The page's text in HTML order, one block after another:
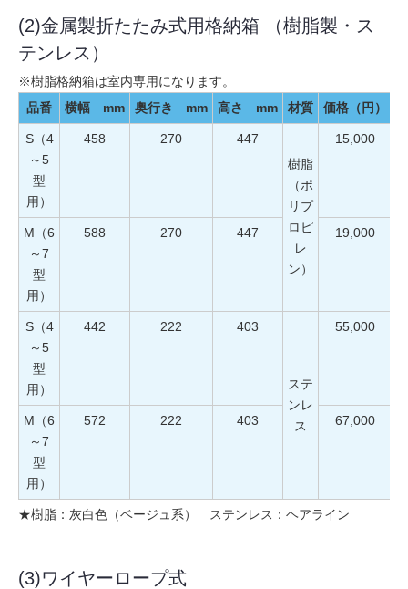
(2)金属製折たたみ式用格納箱 （樹脂製・ス
テンレス）
※樹脂格納箱は室内専用になります。
品番
横幅 mm 奥行き mm 高さ mm 材質 価格（円）
S（4
～5
型
用）
458 270
447
樹脂
（ポ
リプ
ロピ
レ
ン）
15,000
M（6
～7
型
用）
588 270 447 19,000
S（4
～5
型
用）
442 222 403
ステ
ンレ
ス
55,000
M（6
～7
型
用）
572 222 403 67,000
★樹脂：灰白色（ベージュ系） ステンレス：ヘアライン
(3)ワイヤーロープ式